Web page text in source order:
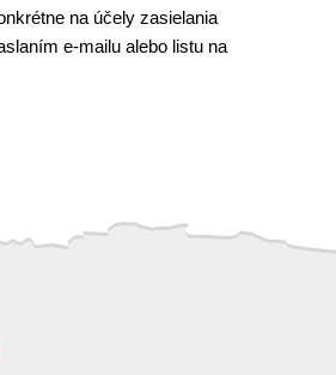
na účely zasielania
e-mailu alebo listu na